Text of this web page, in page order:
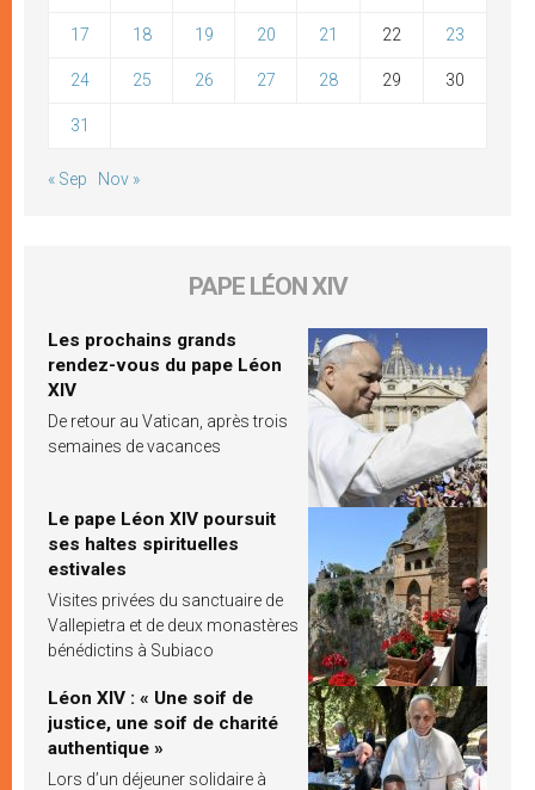
17 18 19 20 21 22 23
24 25 26 27 28 29 30
31
« Sep Nov »
PAPE LÉON XIV
Les prochains grands
rendez-vous du pape Léon
XIV
De retour au Vatican, après trois
semaines de vacances
Le pape Léon XIV poursuit
ses haltes spirituelles
estivales
Visites privées du sanctuaire de
Vallepietra et de deux monastères
bénédictins à Subiaco
Léon XIV : « Une soif de
justice, une soif de charité
authentique »
Lors d’un déjeuner solidaire à